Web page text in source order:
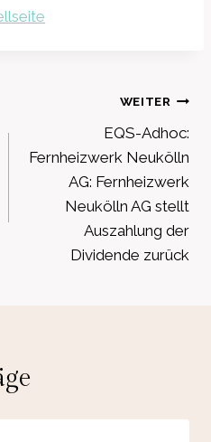
WEITER
EQS-Adhoc:
Fernheizwerk Neukölln
AG: Fernheizwerk
Neukölln AG stellt
Auszahlung der
Dividende zurück